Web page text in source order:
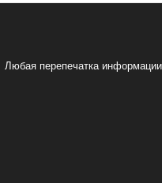
Любая перепечатка